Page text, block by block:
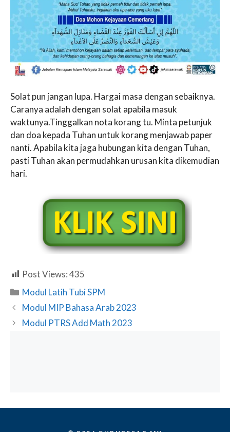
Solat pun jangan lupa. Hargai masa dengan sebaiknya.
Caranya adalah dengan solat apabila masuk
waktunya.Tinggalkan nota korang tu. Minta petunjuk
dan doa kepada Tuhan untuk korang menjawab paper
nanti. Apabila kita jaga hubungan kita dengan Tuhan,
pasti Tuhan akan permudahkan urusan kita dikemudian
hari.
Post Views:435
Categories
Modul Latih Tubi SPM
Modul MIP Bahasa Arab 2023
Modul PTRS Add Math 2023